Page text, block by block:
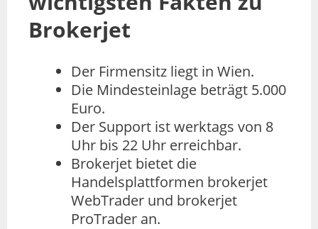
Brokerjet
Der Firmensitz liegt in Wien.
Die Mindesteinlage beträgt 5.000
Euro.
Der Support ist werktags von 8
Uhr bis 22 Uhr erreichbar.
Brokerjet bietet die
Handelsplattformen brokerjet
WebTrader und brokerjet
ProTrader an.